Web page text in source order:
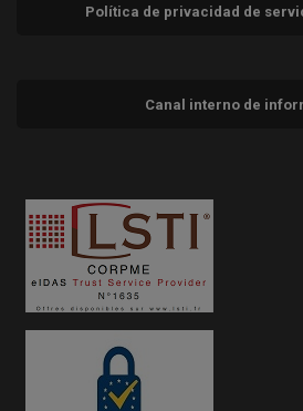
Política de privacidad de
Canal interno de